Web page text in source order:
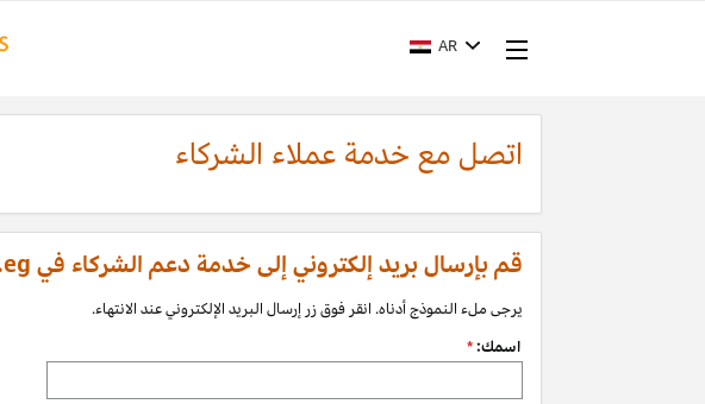
AR
اتصل مع خدمة عملاء الشركاء
قم بإرسال بريد إلكتروني إلى خدمة دعم الشركاء في Amazon.eg:
يرجى ملء النموذج أدناه. انقر فوق زر إرسال البريد الإلكتروني عند الانتهاء.
اسمك:*